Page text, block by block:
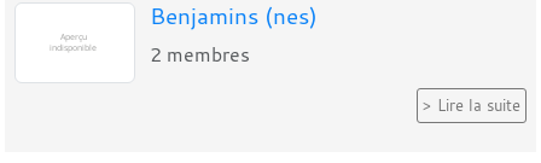
Benjamins (nes)
2 membres
Lire la suite